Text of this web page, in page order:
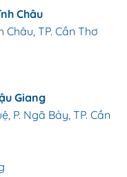
Châu
Châu, TP. Cần Thơ
Giang
P. Ngã Bảy, TP. Cần